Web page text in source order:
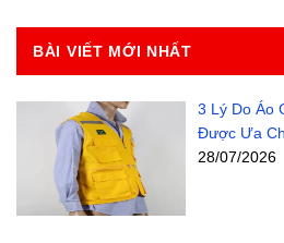
BÀI VIẾT MỚI NHẤT
3 Lý Do Áo
Được Ưa
28/07/2026